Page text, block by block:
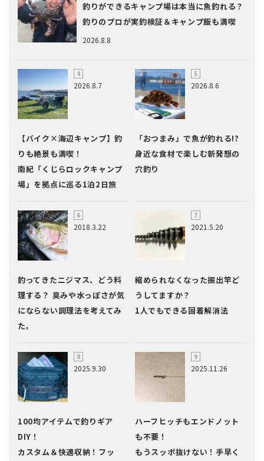
2026.8.8
釣りができるキャンプ場は本当に魚釣れる？
釣りのプロが実釣検証＆キャンプ飯も満喫
2026.8.7
【バイク×海辺キャンプ】釣
りも絶景も満喫！
南紀「くじらロックキャンプ
場」を拠点に巡る1泊2日旅
2026.8.6
「おつまみ」で魚が釣れる!?
身近な食材で楽しむ新発想の
穴釣り
2018.3.22
釣ってきたニジマス、どう料
理する？ 臭みや水っぽさが気
にならない調理法を考えてみ
た。
2021.5.20
縮められなくなった振出竿ど
うしてますか？
1人でもできる固着解消法
2025.9.30
100均アイテムで釣りギア
DIY！
カスタム＆快適収納！フッ
2025.11.26
ハーフヒッチもエンドノット
も不要！
もうスッポ抜けない！手早く